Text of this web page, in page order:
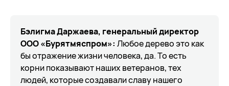
Бэлигма Даржаева, генеральный директор
ООО «Бурятмяспром»: Любое дерево это как
бы отражение жизни человека, да. То есть
корни показывают наших ветеранов, тех
людей, которые создавали славу нашего